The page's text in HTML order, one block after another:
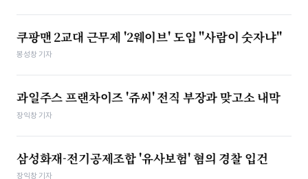
쿠팡맨 2교대 근무제 '2웨이브' 도입 "사람이 숫자냐"
봉성창 기자
과일주스 프랜차이즈 '쥬씨' 전직 부장과 맞고소 내막
장익창 기자
삼성화재-­전기공제조합 '유사보험' 혐의 경찰 입건
장익창 기자